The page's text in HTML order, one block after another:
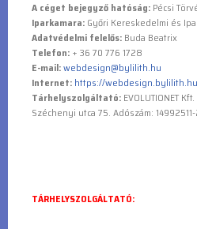
E-mail: webdesign@bylilith.hu
Internet:https://webdesign.bylilith.hu
Tárhelyszolgáltató:EVOLUTIONET Kft.
Széchenyi utca 75. Adószám: 14992511-
Székhely:7342 Mágocs, Széchenyi